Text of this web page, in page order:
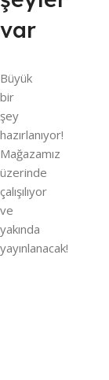
var
Büyük
bir
şey
hazırlanıyor!
Mağazamız
üzerinde
çalışılıyor
ve
yakında
yayınlanacak!